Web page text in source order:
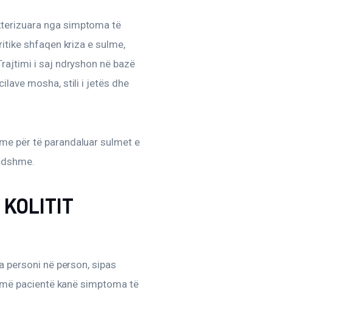
nga simptoma të
shfaqen kriza e sulme,
i saj ndryshon në bazë
mosha, stili i jetës dhe
për të parandaluar sulmet e
KOLITIT
personi në person, sipas
pacientë kanë simptoma të